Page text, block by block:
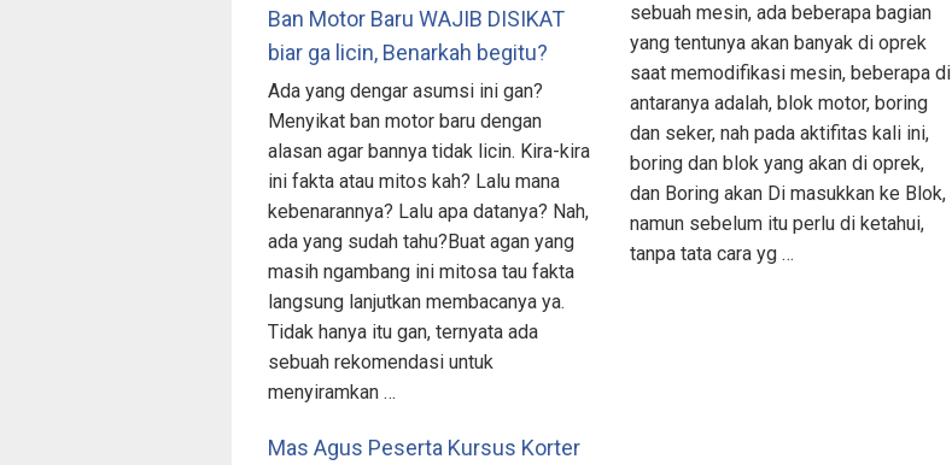
Ban Motor Baru WAJIB DISIKAT
biar ga licin, Benarkah begitu?
Ada yang dengar asumsi ini gan?
Menyikat ban motor baru dengan
alasan agar bannya tidak licin. Kira-kira
ini fakta atau mitos kah? Lalu mana
kebenarannya? Lalu apa datanya? Nah,
ada yang sudah tahu?Buat agan yang
masih ngambang ini mitosa tau fakta
langsung lanjutkan membacanya ya.
Tidak hanya itu gan, ternyata ada
sebuah rekomendasi untuk
menyiramkan …
sebuah mesin, ada beberapa bagian
yang tentunya akan banyak di oprek
saat memodifikasi mesin, beberapa di
antaranya adalah, blok motor, boring
dan seker, nah pada aktifitas kali ini,
boring dan blok yang akan di oprek,
dan Boring akan Di masukkan ke Blok,
namun sebelum itu perlu di ketahui,
tanpa tata cara yg …
Mas Agus Peserta Kursus Korter